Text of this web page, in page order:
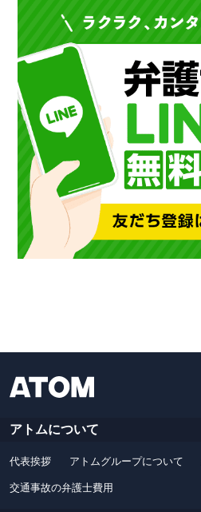
アトムについて
代表挨拶 アトムグループについて
交通事故の弁護士費用